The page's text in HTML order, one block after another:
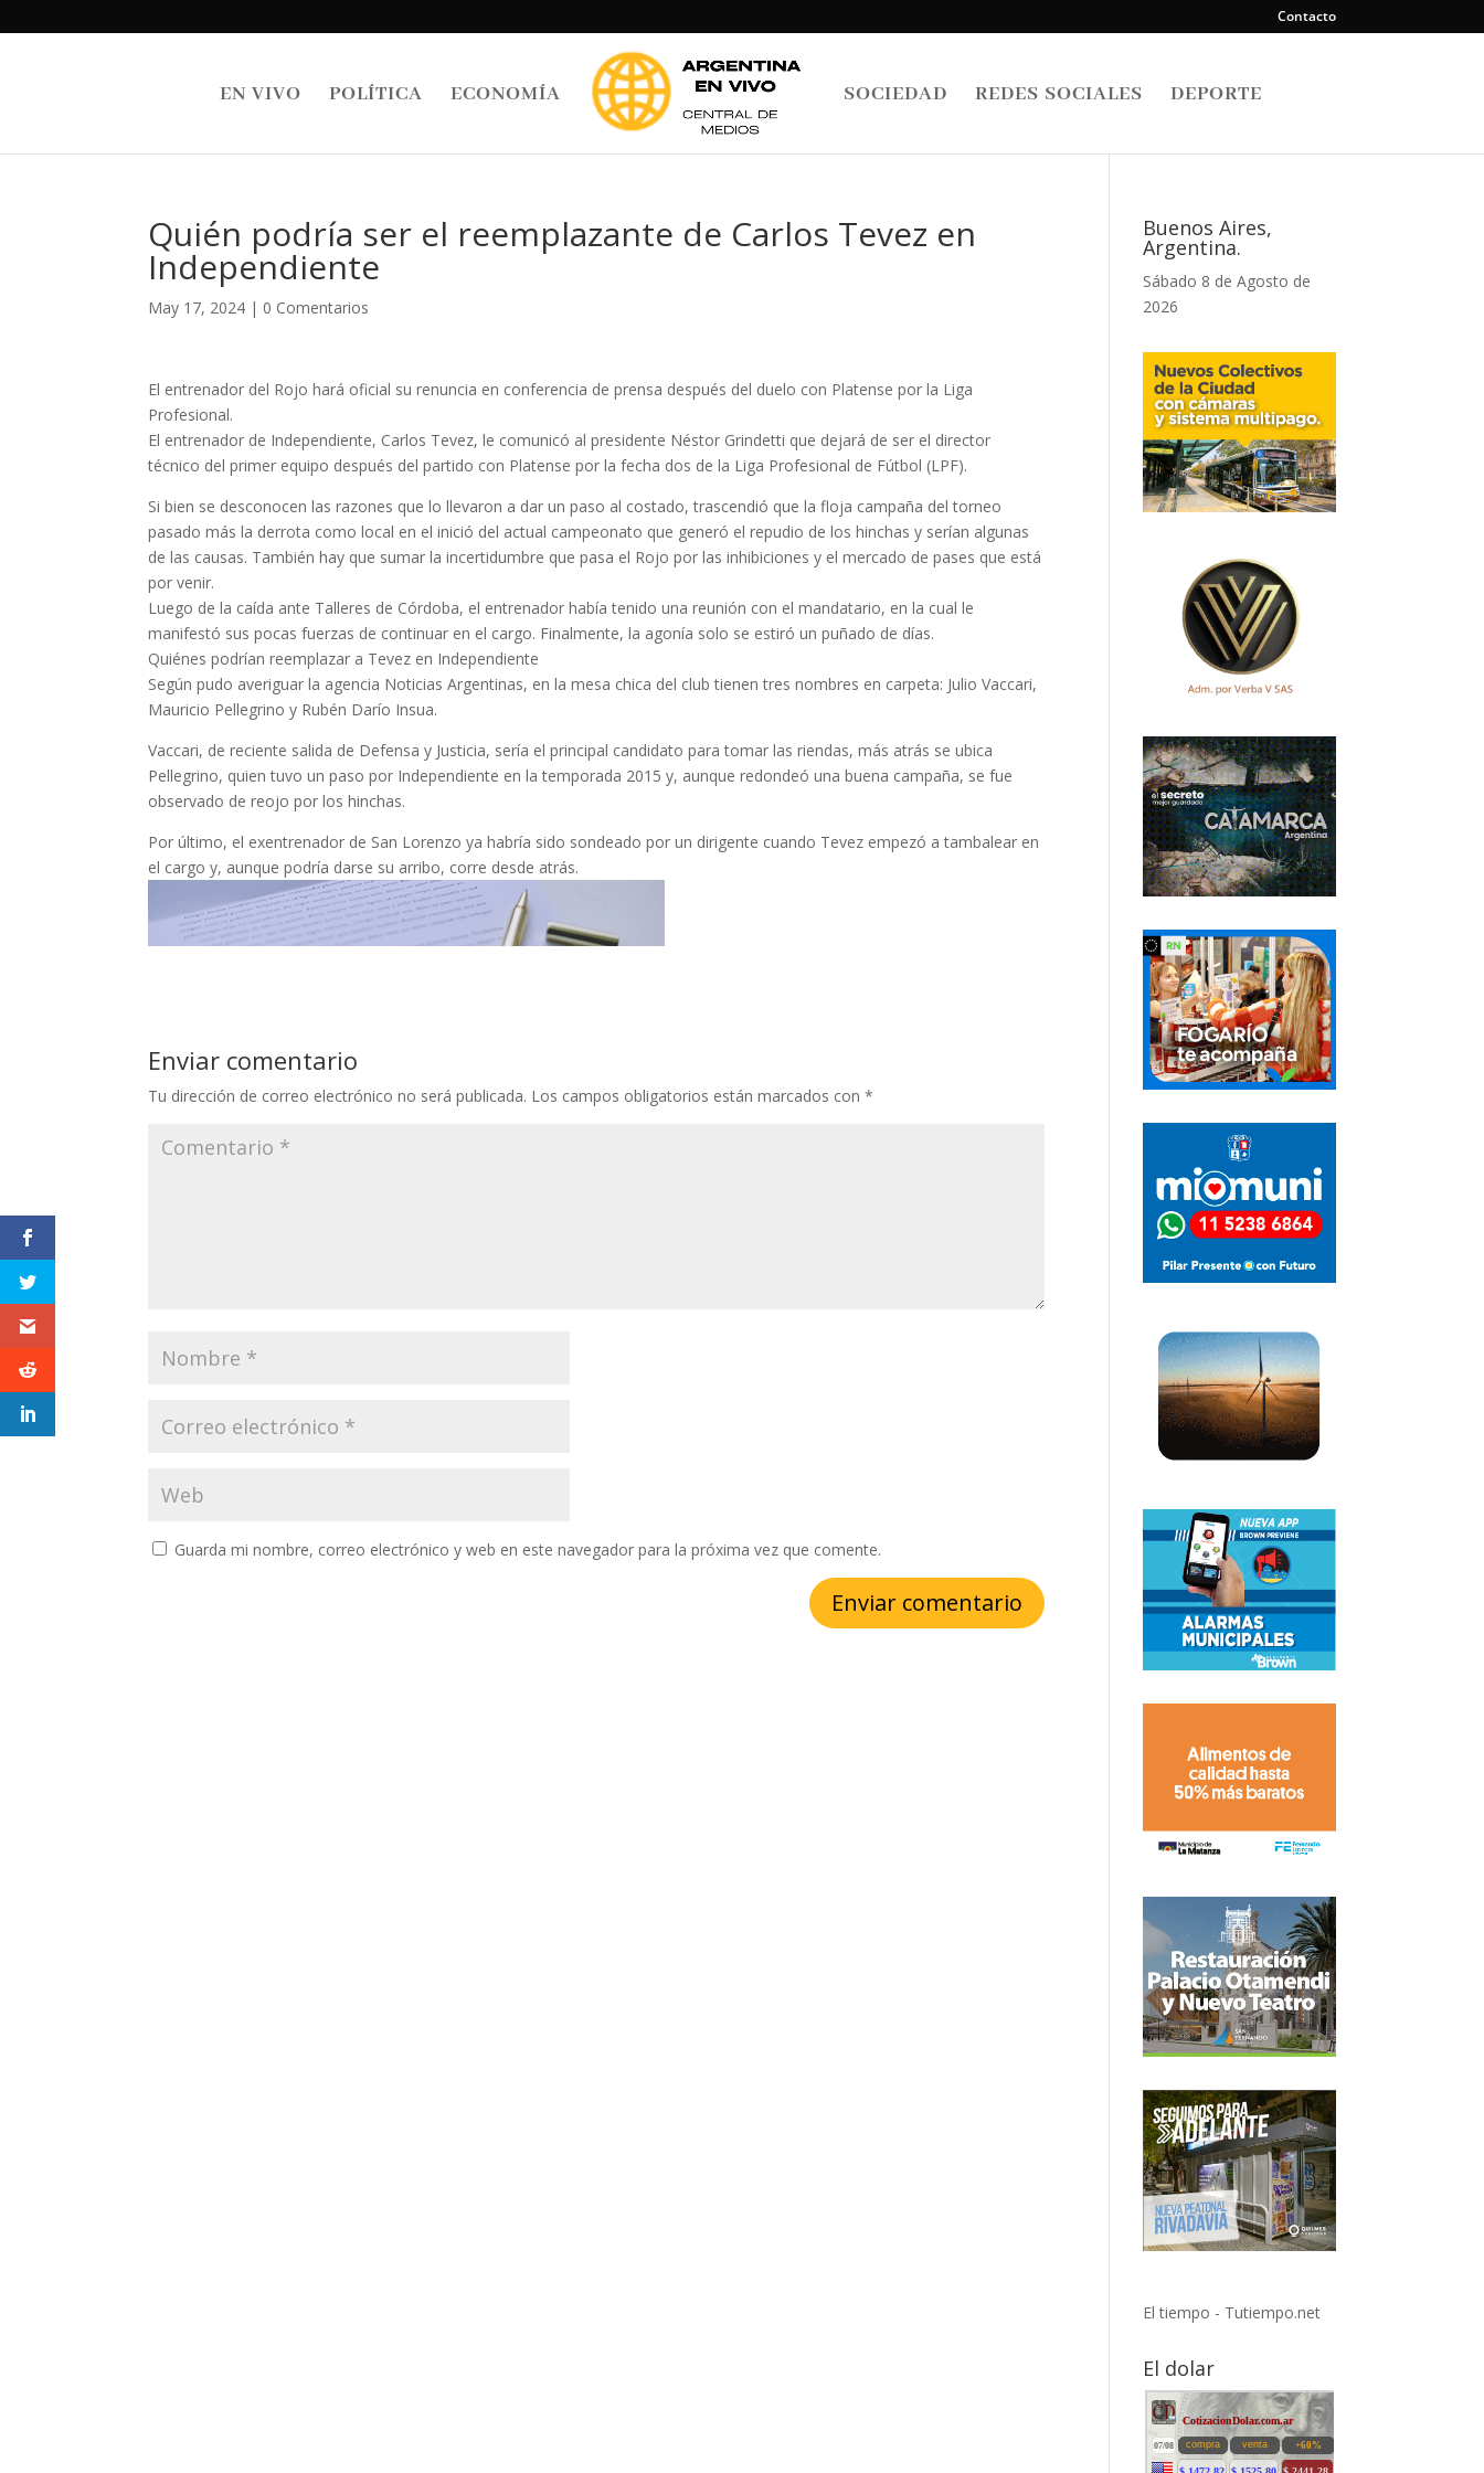
Contacto
EN VIVO POLÍTICA ECONOMÍA SOCIEDAD REDES SOCIALES DEPORTE
Quién podría ser el reemplazante de Carlos Tevez en
Independiente
May 17, 2024 | 0 Comentarios
El entrenador del Rojo hará oficial su renuncia en conferencia de prensa después del duelo con Platense por la Liga
Profesional.
El entrenador de Independiente, Carlos Tevez, le comunicó al presidente Néstor Grindetti que dejará de ser el director
técnico del primer equipo después del partido con Platense por la fecha dos de la Liga Profesional de Fútbol (LPF).
Si bien se desconocen las razones que lo llevaron a dar un paso al costado, trascendió que la floja campaña del torneo
pasado más la derrota como local en el inició del actual campeonato que generó el repudio de los hinchas y serían algunas
de las causas. También hay que sumar la incertidumbre que pasa el Rojo por las inhibiciones y el mercado de pases que está
por venir.
Luego de la caída ante Talleres de Córdoba, el entrenador había tenido una reunión con el mandatario, en la cual le
manifestó sus pocas fuerzas de continuar en el cargo. Finalmente, la agonía solo se estiró un puñado de días.
Quiénes podrían reemplazar a Tevez en Independiente
Según pudo averiguar la agencia Noticias Argentinas, en la mesa chica del club tienen tres nombres en carpeta: Julio Vaccari,
Mauricio Pellegrino y Rubén Darío Insua.
Vaccari, de reciente salida de Defensa y Justicia, sería el principal candidato para tomar las riendas, más atrás se ubica
Pellegrino, quien tuvo un paso por Independiente en la temporada 2015 y, aunque redondeó una buena campaña, se fue
observado de reojo por los hinchas.
Por último, el exentrenador de San Lorenzo ya habría sido sondeado por un dirigente cuando Tevez empezó a tambalear en
el cargo y, aunque podría darse su arribo, corre desde atrás.
Enviar comentario
Tu dirección de correo electrónico no será publicada. Los campos obligatorios están marcados con*
Guarda mi nombre, correo electrónico y web en este navegador para la próxima vez que comente.
Buenos Aires,
Argentina.
Sábado 8 de Agosto de
2026
El tiempo - Tutiempo.net
El dolar